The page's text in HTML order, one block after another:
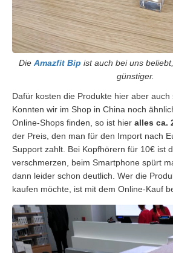
Die Amazfit Bip ist auch bei uns
günstiger.
Dafür kosten die Produkte hier aber auch
Konnten wir im Shop in China noch
Online-Shops finden, so ist hier alles ca.
der Preis, den man für den Import nach
Support zahlt. Bei Kopfhörern für 10€ ist
verschmerzen, beim Smartphone spürt
dann leider schon deutlich. Wer die
kaufen möchte, ist mit dem Online-Kauf